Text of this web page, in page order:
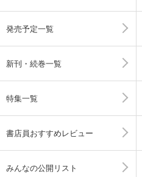
発売予定一覧
新刊・続巻一覧
特集一覧
書店員おすすめレビュー
みんなの公開リスト